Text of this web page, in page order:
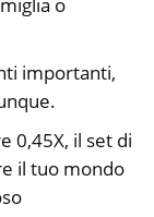
importanti,
0,45X, il set di
il tuo mondo